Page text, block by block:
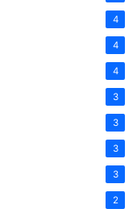
4
4
4
3
3
3
3
2